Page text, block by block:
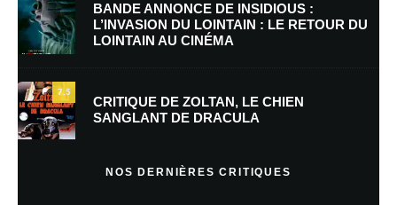
Enregistrer mon nom, mon e-mail et mon site dans le navigateur pour
mon prochain commentaire.
Prévenez-moi de tous les nouveaux commentaires par e-mail.
Prévenez-moi de tous les nouveaux articles par e-mail.
BANDE ANNONCE DE INSIDIOUS :
L’INVASION DU LOINTAIN : LE RETOUR DU
LOINTAIN AU CINÉMA
7.5
CRITIQUE DE ZOLTAN, LE CHIEN
SANGLANT DE DRACULA
NOS DERNIÈRES CRITIQUES